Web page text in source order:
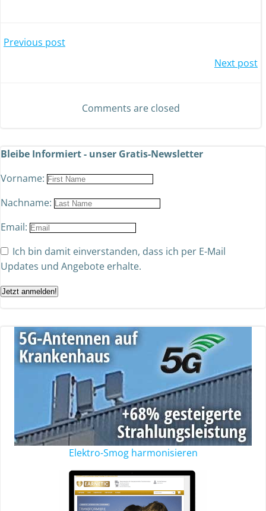
Previous post
Next post
Comments are closed
Bleibe Informiert - unser Gratis-Newsletter
Vorname:
Nachname:
Email:
Ich bin damit einverstanden, dass ich per E-Mail
Updates und Angebote erhalte.
Jetzt anmelden!
Elektro-Smog harmonisieren